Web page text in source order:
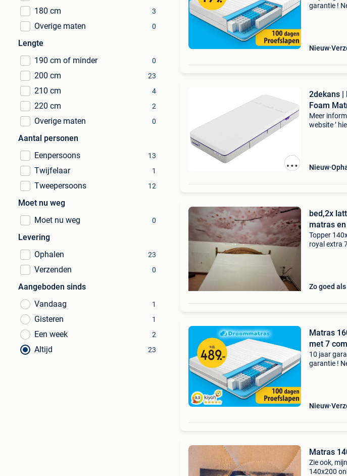
180 cm 3
Overige maten 0
Lengte
190 cm of minder
0
200 cm 23
210 cm 4
220 cm 2
Overige maten 0
Aantal personen
Eenpersoons
13
Twijfelaar 1
Tweepersoons 12
Moet nu weg
Moet nu weg
0
Levering
Ophalen
23
Verzenden 0
Aangeboden sinds
Vandaag
1
Gisteren 1
Een week 2
Altijd 23
garantie !
Nieuw
2dekans |
Foam
Meer
website ’
Nieuw
bed,2x
matras
Topper
royal extra
Zo goed
Matras 160x210
met 7
10 jaar
garantie !
Nieuw
Matras
Zie ook,
140x200